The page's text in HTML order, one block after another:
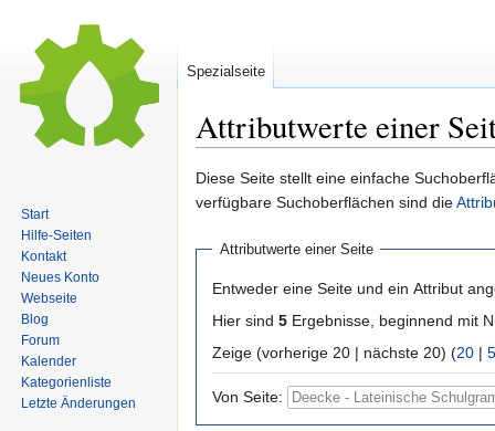
Attributwerte einer
Zur
Navigation
Zur
Suche
Diese Seite stellt eine einfache
verfügbare Suchoberflächen sind die
Attributwerte einer Seite
Entweder eine Seite und ein Attribut
Hier sind 5 Ergebnisse, beginnend mit
Zeige (vorherige 20 | nächste 20) (20 |
Von Seite:
Spezialseite
Start
Hilfe-Seiten
Kontakt
Neues Konto
Webseite
Blog
Forum
Kalender
Kategorienliste
Letzte Änderungen